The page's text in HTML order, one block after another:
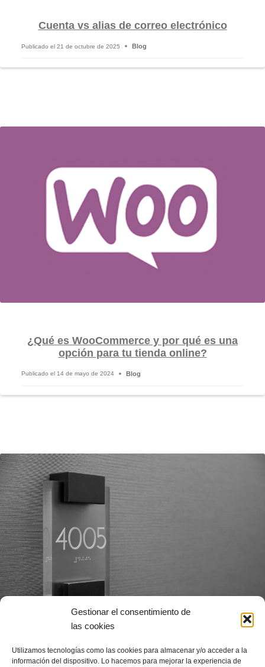
Gestionar el consentimiento de
las cookies
Utilizamos tecnologías como las cookies para almacenar y/o acceder a la
información del dispositivo. Lo hacemos para mejorar la experiencia de
Cuenta vs alias de correo electrónico
Publicado el 21 de octubre de 2025 Blog
¿Qué es WooCommerce y por qué es una
opción para tu tienda online?
Publicado el 14 de mayo de 2024 Blog